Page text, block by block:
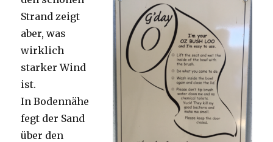
Strand zeigt
aber, was
wirklich
starker Wind
ist.
In Bodennähe
fegt der Sand
über den